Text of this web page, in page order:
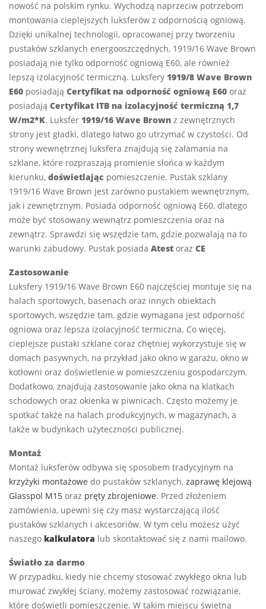
nowość na polskim rynku. Wychodzą naprzeciw potrzebom
montowania cieplejszych luksferów z odpornością ogniową.
Dzięki unikalnej technologii, opracowanej przy tworzeniu
pustaków szklanych energooszczędnych, 1919/16 Wave Brown
posiadają nie tylko odporność ogniową E60, ale również
lepszą izolacyjność termiczną. Luksfery 1919/8 Wave Brown
E60 posiadają Certyfikat na odporność ogniową E60 oraz
posiadają Certyfikat ITB na izolacyjność termiczną 1,7
W/m2*K. Luksfer 1919/16 Wave Brown z zewnętrznych
strony jest gładki, dlatego łatwo go utrzymać w czystości. Od
strony wewnętrznej luksfera znajdują się załamania na
szklane, które rozpraszają promienie słońca w każdym
kierunku, doświetlając pomieszczenie. Pustak szklany
1919/16 Wave Brown jest zarówno pustakiem wewnętrznym,
jak i zewnętrznym. Posiada odporność ogniową E60, dlatego
może być stosowany wewnątrz pomieszczenia oraz na
zewnątrz. Sprawdzi się wszędzie tam, gdzie pozwalają na to
warunki zabudowy. Pustak posiada Atest oraz CE
Zastosowanie
Luksfery 1919/16 Wave Brown E60 najczęściej montuje się na
halach sportowych, basenach oraz innych obiektach
sportowych, wszędzie tam, gdzie wymagana jest odporność
ogniowa oraz lepsza izolacyjność termiczna. Co więcej,
cieplejsze pustaki szklane coraz chętniej wykorzystuje się w
domach pasywnych, na przykład jako okno w garażu, okno w
kotłowni oraz doświetlenie w pomieszczeniu gospodarczym.
Dodatkowo, znajdują zastosowanie jako okna na klatkach
schodowych oraz okienka w piwnicach. Często możemy je
spotkać także na halach produkcyjnych, w magazynach, a
także w budynkach użyteczności publicznej.
Montaż
Montaż luksferów odbywa się sposobem tradycyjnym na
krzyżyki montażowe do pustaków szklanych, zaprawę klejową
Glasspol M15 oraz pręty zbrojeniowe. Przed złożeniem
zamówienia, upewni się czy masz wystarczającą ilość
pustaków szklanych i akcesoriów. W tym celu możesz użyć
naszego kalkulatora lub skontaktować się z nami mailowo.
Światło za darmo
W przypadku, kiedy nie chcemy stosować zwykłego okna lub
murować zwykłej ściany, możemy zastosować rozwiązanie,
które doświetli pomieszczenie. W takim miejscu świetną